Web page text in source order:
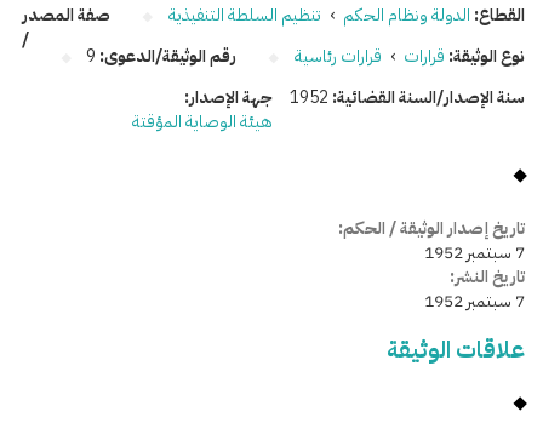
القطاع: الدولة ونظام الحكم › تنظيم السلطة التنفيذية
نوع الوثيقة: قرارات › قرارات رئاسية رقم الوثيقة/الدعوى: 9
سنة الإصدار/السنة القضائية: 1952
صفة المصدر
/
جهة الإصدار:
هيئة الوصاية المؤقتة
تاريخ إصدار الوثيقة / الحكم:
7 سبتمبر 1952
تاريخ النشر:
7 سبتمبر 1952
علاقات الوثيقة